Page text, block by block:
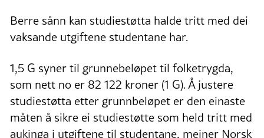
Berre sånn kan studiestøtta halde tritt med dei
vaksande utgiftene studentane har.
1,5 G syner til grunnebeløpet til folketrygda,
som nett no er 82 122 kroner (1 G). Å justere
studiestøtta etter grunnbeløpet er den einaste
måten å sikre ei studiestøtte som held tritt med
aukinga i utgiftene til studentane, meiner Norsk